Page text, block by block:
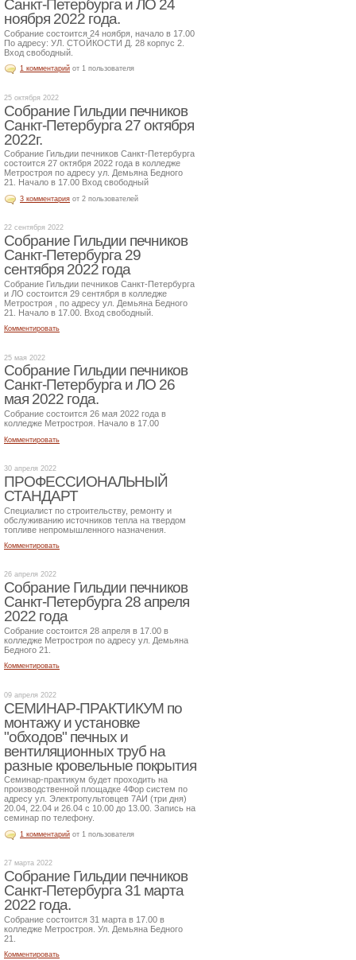
Санкт-Петербурга и ЛО 24
ноября 2022 года.
Собрание состоится 24 ноября, начало в 17.00
По адресу: УЛ. СТОЙКОСТИ Д. 28 корпус 2.
Вход свободный.
1 комментарий от 1 пользователя
25 октября 2022
Собрание Гильдии печников
Санкт-Петербурга 27 октября
2022г.
Собрание Гильдии печников Санкт-Петербурга
состоится 27 октября 2022 года в колледже
Метростроя по адресу ул. Демьяна Бедного
21. Начало в 17.00 Вход свободный
3 комментария от 2 пользователей
22 сентября 2022
Собрание Гильдии печников
Санкт-Петербурга 29
сентября 2022 года
Собрание Гильдии печников Санкт-Петербурга
и ЛО состоится 29 сентября в колледже
Метростроя , по адресу ул. Демьяна Бедного
21. Начало в 17.00. Вход свободный.
Комментировать
25 мая 2022
Собрание Гильдии печников
Санкт-Петербурга и ЛО 26
мая 2022 года.
Собрание состоится 26 мая 2022 года в
колледже Метростроя. Начало в 17.00
Комментировать
30 апреля 2022
ПРОФЕССИОНАЛЬНЫЙ
СТАНДАРТ
Специалист по строительству, ремонту и
обслуживанию источников тепла на твердом
топливе непромышленного назначения.
Комментировать
26 апреля 2022
Собрание Гильдии печников
Санкт-Петербурга 28 апреля
2022 года
Собрание состоится 28 апреля в 17.00 в
колледже Метростроя по адресу ул. Демьяна
Бедного 21.
Комментировать
09 апреля 2022
СЕМИНАР-ПРАКТИКУМ по
монтажу и установке
"обходов" печных и
вентиляционных труб на
разные кровельные покрытия
Семинар-практикум будет проходить на
производственной площадке 4Фор систем по
адресу ул. Электропультовцев 7АИ (три дня)
20.04, 22.04 и 26.04 с 10.00 до 13.00. Запись на
семинар по телефону.
1 комментарий от 1 пользователя
27 марта 2022
Собрание Гильдии печников
Санкт-Петербурга 31 марта
2022 года.
Собрание состоится 31 марта в 17.00 в
колледже Метростроя. Ул. Демьяна Бедного
21.
Комментировать